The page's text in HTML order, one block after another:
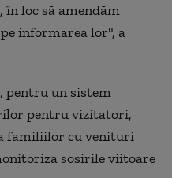
în loc să amendăm
informarea lor", a
pentru un sistem
pentru vizitatori,
familiilor cu venituri
sosirile viitoare